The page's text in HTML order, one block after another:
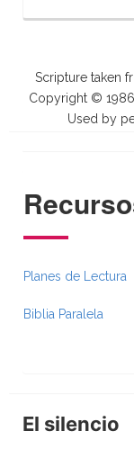
Scripture taken
Copyright ©
Used by
Planes de Lectura
Biblia Paralela
El silencio